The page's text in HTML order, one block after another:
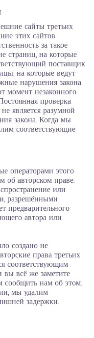
сайты третьих
этих сайтов.
за такое
страниц, на которые
поставщик
на которые ведут
нарушения закона
момент незаконного
проверка
является разумной
закона. Когда мы
соответствующие
операторами этого
об авторском праве.
или
разрешёнными
предварительного
автора или
создано не
права третьих
соответствующим
вы всё же заметите
сообщить нам об этом.
мы удалим
задержки.